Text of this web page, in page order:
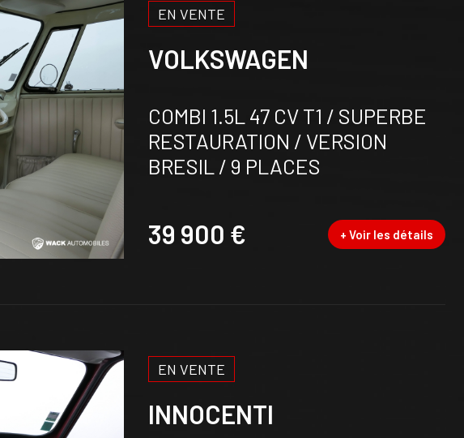
EN VENTE
VOLKSWAGEN
COMBI 1.5L 47 CV T1 / SUPERBE
RESTAURATION / VERSION
BRESIL / 9 PLACES
39 900 € + Voir les détails
EN VENTE
INNOCENTI